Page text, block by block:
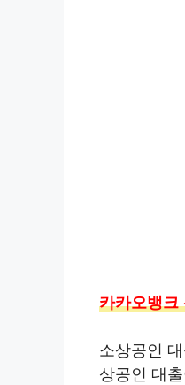
카카오뱅크
소상공인
상공인 대